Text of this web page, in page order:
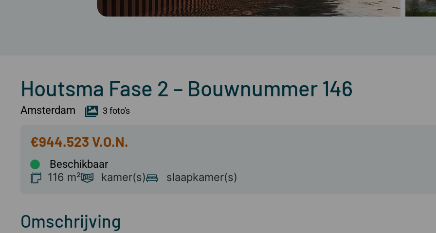
Houtsma Fase 2 – Bouwnummer 146
Amsterdam 3 foto's
€944.523
Beschikbaar
116 m² kamer(s) slaapkamer(s)
Omschrijving